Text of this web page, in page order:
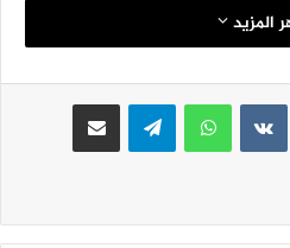
على مدار الساعة.
ومن يقف وراءها المسؤولية
والكوادر العاملة فيها..
وتمادي تحالف العدوان باستهداف
الصحية واستمرار الحصار
الطبية والعلاجات لإنقاذ
المزيد
واتساب تيلقرام مشاركة عبر البريد